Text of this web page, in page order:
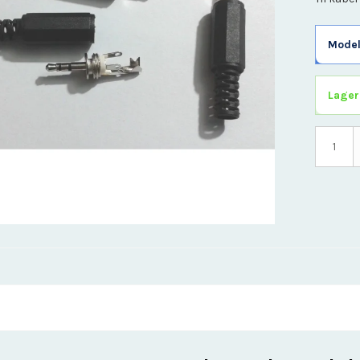
Omskifter
Processorkort
Relæ
Sensor Moduler
Trådløs